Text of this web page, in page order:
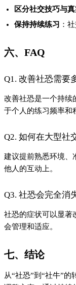
社恐的症状可以显
七、结论
调整心态。通过持续
上一篇
节能减排不只是环
愿景不靠想象，靠